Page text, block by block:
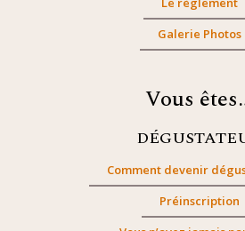
Galerie Photos
Vous
Comment devenir
Préinscription